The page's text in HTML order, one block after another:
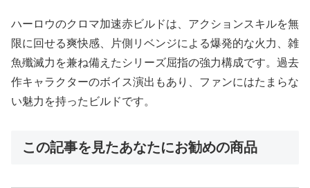
ハーロウのクロマ加速赤ビルドは、アクションスキルを無
限に回せる爽快感、片側リベンジによる爆発的な火力、雑
魚殲滅力を兼ね備えたシリーズ屈指の強力構成です。過去
作キャラクターのボイス演出もあり、ファンにはたまらな
い魅力を持ったビルドです。
この記事を見たあなたにお勧めの商品